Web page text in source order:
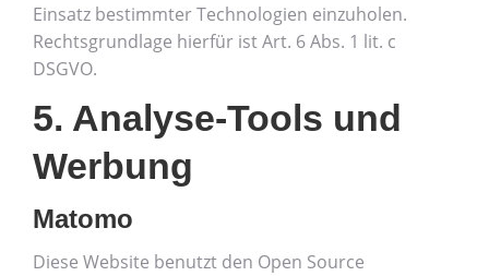
Einsatz bestimmter Technologien einzuholen.
Rechtsgrundlage hierfür ist Art. 6 Abs. 1 lit. c
DSGVO.
5. Analyse-Tools und
Werbung
Matomo
Diese Website benutzt den Open Source